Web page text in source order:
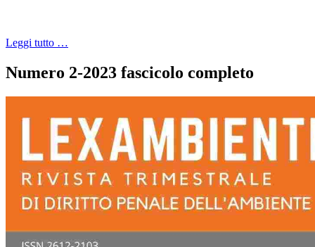
Leggi tutto …
Numero 2-2023 fascicolo completo